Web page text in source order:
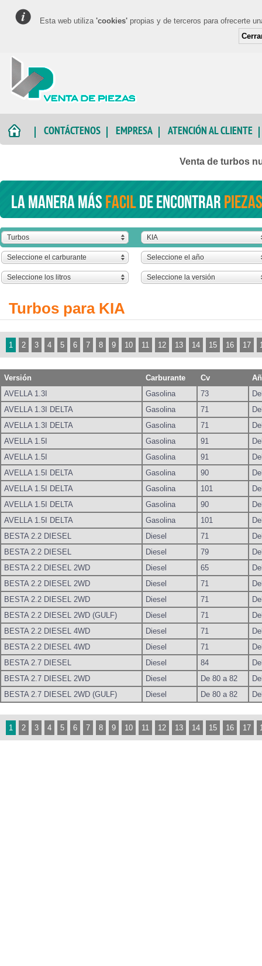
Esta web utiliza 'cookies' propias y de terceros para ofrecerte
CONTÁCTENOS EMPRESA ATENCIÓN AL CLIENTE
Venta de turbos
La manera másfacilde encontrar
Turbos KIA
Seleccione el carburante Seleccione el año
Seleccione los litros Seleccione la versión
Turbos para KIA
1 2 3 4 5 6 7 8 9 10 11 12 13 14 15 16 17
Versión Carburante Cv
AVELLA 1.3I
Gasolina 73
AVELLA 1.3I DELTA
Gasolina 71
AVELLA 1.3I DELTA
Gasolina 71
AVELLA 1.5I
Gasolina 91
AVELLA 1.5I
Gasolina 91
AVELLA 1.5I DELTA
Gasolina 90
AVELLA 1.5I DELTA
Gasolina 101
AVELLA 1.5I DELTA
Gasolina 90
AVELLA 1.5I DELTA
Gasolina 101
BESTA 2.2 DIESEL
Diesel 71
BESTA 2.2 DIESEL
Diesel 79
BESTA 2.2 DIESEL 2WD
Diesel 65
BESTA 2.2 DIESEL 2WD
Diesel 71
BESTA 2.2 DIESEL 2WD
Diesel 71
BESTA 2.2 DIESEL 2WD (GULF)
Diesel 71
BESTA 2.2 DIESEL 4WD
Diesel 71
BESTA 2.2 DIESEL 4WD
Diesel 71
BESTA 2.7 DIESEL
Diesel 84
BESTA 2.7 DIESEL 2WD
Diesel De 80 a 82
BESTA 2.7 DIESEL 2WD (GULF)
Diesel De 80 a 82
1 2 3 4 5 6 7 8 9 10 11 12 13 14 15 16 17